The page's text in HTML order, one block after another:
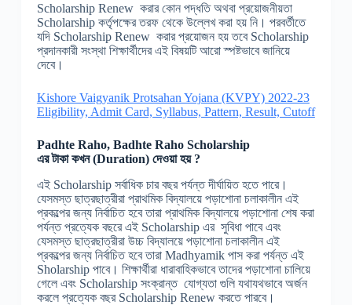
Scholarship Renew করার কোন পদ্ধতি অথবা প্রয়োজনীয়তা
Scholarship কর্তৃপক্ষের তরফ থেকে উল্লেখ করা হয় নি। পরবর্তীতে
যদি Scholarship Renew করার প্রয়োজন হয় তবে Scholarship
প্রদানকারী সংস্থা শিক্ষার্থীদের এই বিষয়টি আরো স্পষ্টভাবে জানিয়ে
দেবে।
Kishore Vaigyanik Protsahan Yojana (KVPY) 2022-23
Eligibility, Admit Card, Syllabus, Pattern, Result, Cutoff
Padhte Raho, Badhte Raho Scholarship
এর টাকা কখন(Duration) দেওয়া হয়?
এই Scholarship সর্বাধিক চার বছর পর্যন্ত দীর্ঘায়িত হতে পারে।
যেসমস্ত ছাত্রছাত্রীরা প্রাথমিক বিদ্যালয়ে পড়াশোনা চলাকালীন এই
প্রকল্পের জন্য নির্বাচিত হবে তারা প্রাথমিক বিদ্যালয়ে পড়াশোনা শেষ করা
পর্যন্ত প্রত্যেক বছরে এই Scholarship এর সুবিধা পাবে এবং
যেসমস্ত ছাত্রছাত্রীরা উচ্চ বিদ্যালয়ে পড়াশোনা চলাকালীন এই
প্রকল্পের জন্য নির্বাচিত হবে তারা Madhyamik পাস করা পর্যন্ত এই
Sholarship পাবে। শিক্ষার্থীরা ধারাবাহিকভাবে তাদের পড়াশোনা চালিয়ে
গেলে এবং Scholarship সংক্রান্ত যোগ্যতা গুলি যথাযথভাবে অর্জন
করলে প্রত্যেক বছর Scholarship Renew করতে পারবে।